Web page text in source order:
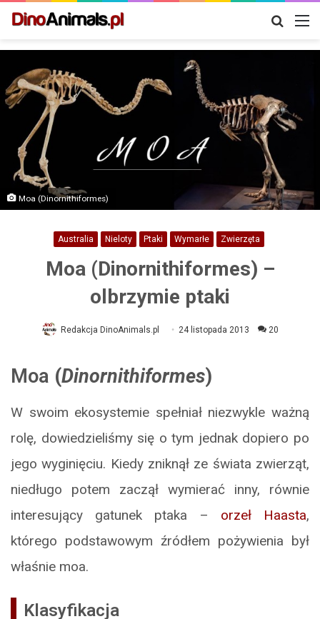
Szukaj
Moa (Dinornithiformes)
Australia Nieloty Ptaki Wymarłe Zwierzęta
Moa (Dinornithiformes) –
olbrzymie ptaki
Redakcja DinoAnimals.pl 24 listopada 2013 20
Moa (Dinornithiformes)
W swoim ekosystemie spełniał niezwykle ważną
rolę, dowiedzieliśmy się o tym jednak dopiero po
jego wyginięciu. Kiedy zniknął ze świata zwierząt,
niedługo potem zaczął wymierać inny, równie
interesujący gatunek ptaka – orzeł Haasta,
którego podstawowym źródłem pożywienia był
właśnie moa.
Klasyfikacja